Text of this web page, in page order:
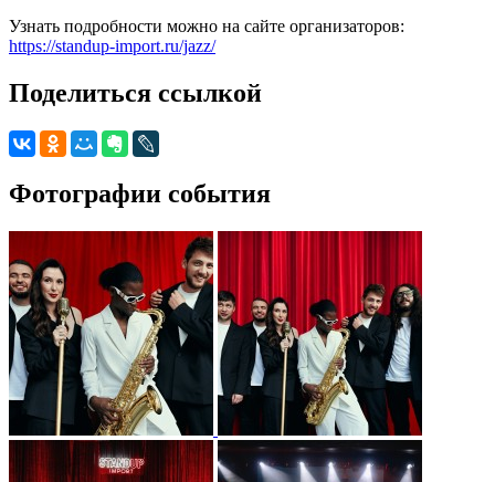
Узнать подробности можно на сайте организаторов:
https://standup-import.ru/jazz/
Поделиться ссылкой
Фотографии события